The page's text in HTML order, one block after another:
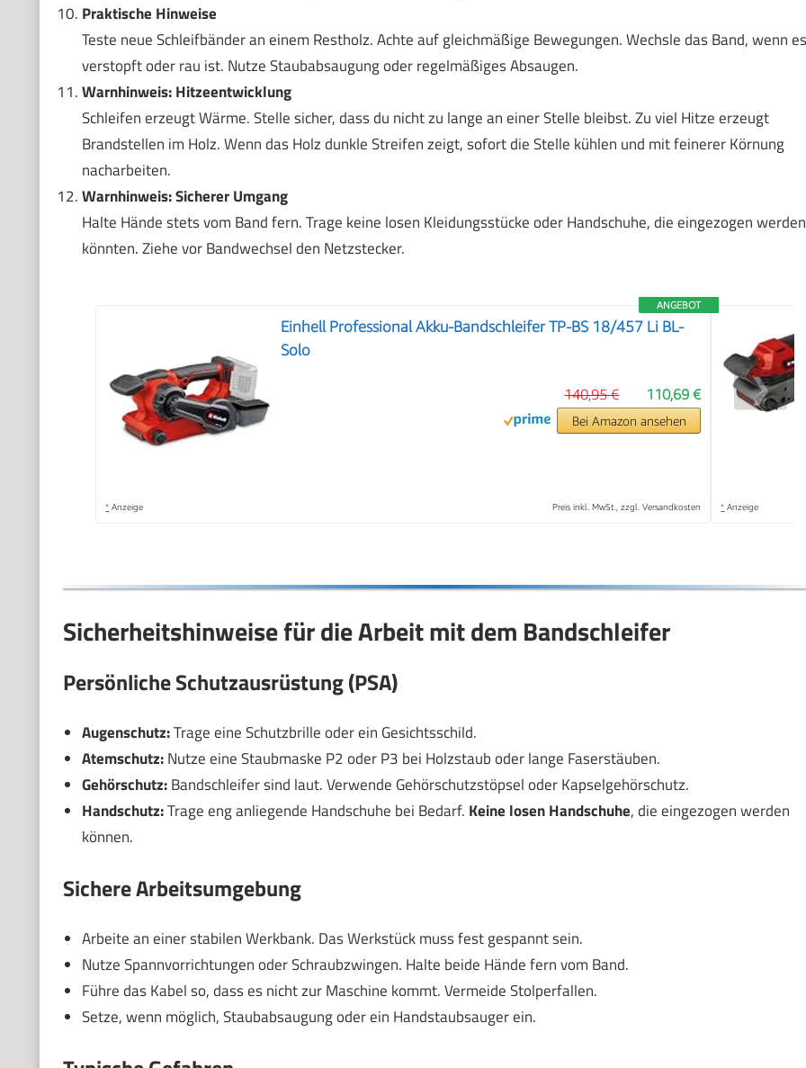
Praktische Hinweise
Teste neue Schleifbänder an einem Restholz. Achte auf gleichmäßige Bewegungen. Wechsle das Band, wenn es
verstopft oder rau ist. Nutze Staubabsaugung oder regelmäßiges Absaugen.
Warnhinweis: Hitzeentwicklung
Schleifen erzeugt Wärme. Stelle sicher, dass du nicht zu lange an einer Stelle bleibst. Zu viel Hitze erzeugt
Brandstellen im Holz. Wenn das Holz dunkle Streifen zeigt, sofort die Stelle kühlen und mit feinerer Körnung
nacharbeiten.
Warnhinweis: Sicherer Umgang
Halte Hände stets vom Band fern. Trage keine losen Kleidungsstücke oder Handschuhe, die eingezogen werden
könnten. Ziehe vor Bandwechsel den Netzstecker.
ANGEBOT
Einhell Professional Akku-Bandschleifer TP-BS 18/457 Li BL-
Solo
110,69 €
140,95 €
Bei Amazon ansehen
* Anzeige Preis inkl. MwSt., zzgl. Versandkosten * Anzeige
❯
Sicherheitshinweise für die Arbeit mit dem Bandschleifer
Persönliche Schutzausrüstung (PSA)
Augenschutz:Trage eine Schutzbrille oder ein Gesichtsschild.
Atemschutz:Nutze eine Staubmaske P2 oder P3 bei Holzstaub oder lange Faserstäuben.
Gehörschutz:Bandschleifer sind laut. Verwende Gehörschutzstöpsel oder Kapselgehörschutz.
Handschutz:Trage eng anliegende Handschuhe bei Bedarf. Keine losen Handschuhe, die eingezogen werden
können.
Sichere Arbeitsumgebung
Arbeite an einer stabilen Werkbank. Das Werkstück muss fest gespannt sein.
Nutze Spannvorrichtungen oder Schraubzwingen. Halte beide Hände fern vom Band.
Führe das Kabel so, dass es nicht zur Maschine kommt. Vermeide Stolperfallen.
Setze, wenn möglich, Staubabsaugung oder ein Handstaubsauger ein.